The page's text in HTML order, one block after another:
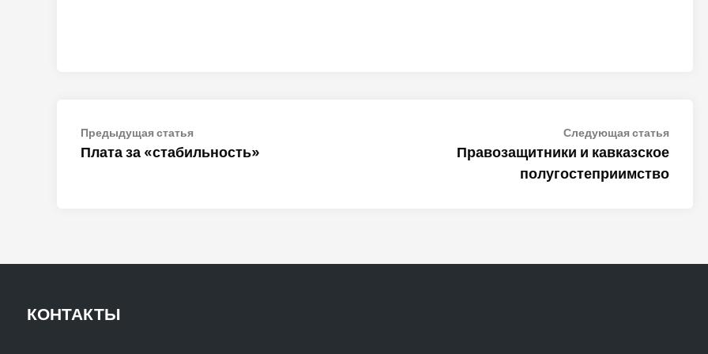
Навигация
по
Предыдущая статьяПредыдущая
статья:
Плата за «стабильность»
Следующая статья
статья:
Правозащитники и кавказское
полугостеприимство
КОНТАКТЫ